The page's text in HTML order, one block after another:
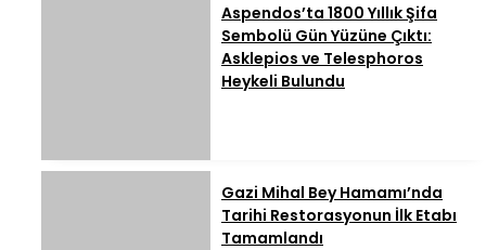
Aspendos’ta 1800 Yıllık Şifa
Sembolü Gün Yüzüne Çıktı:
Asklepios ve Telesphoros
Heykeli Bulundu
Gazi Mihal Bey Hamamı’nda
Tarihi Restorasyonun İlk Etabı
Tamamlandı